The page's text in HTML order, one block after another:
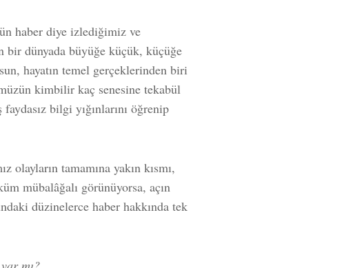
haber diye izlediğimiz ve
bir dünyada büyüğe küçük, küçüğe
hayatın temel gerçeklerinden biri
kimbilir kaç senesine tekabül
bilgi yığınlarını öğrenip
olayların tamamına yakın kısmı,
mübalâğalı görünüyorsa, açın
düzinelerce haber hakkında tek